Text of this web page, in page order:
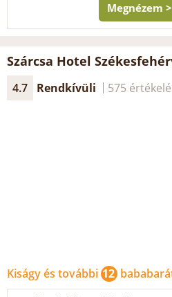
Megnézem
Szárcsa Hotel
4.7 Rendkívüli 575
Kiságy és további 12